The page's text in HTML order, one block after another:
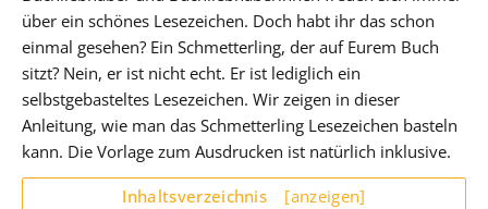
über ein schönes Lesezeichen. Doch habt ihr das schon
einmal gesehen? Ein Schmetterling, der auf Eurem Buch
sitzt? Nein, er ist nicht echt. Er ist lediglich ein
selbstgebasteltes Lesezeichen. Wir zeigen in dieser
Anleitung, wie man das Schmetterling Lesezeichen basteln
kann. Die Vorlage zum Ausdrucken ist natürlich inklusive.
Inhaltsverzeichnis [anzeigen]